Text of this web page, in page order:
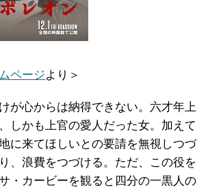
ページより＞
が心からは納得できない。六才年上
しかも上官の愛人だった女。加えて
に来てほしいとの要請を無視しつづ
、浪費をつづける。ただ、この役を
・カービーを観ると四分の一黒人の